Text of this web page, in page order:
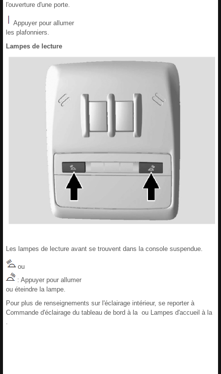
l'ouverture d'une porte.
Appuyer pour allumer
les plafonniers.
Lampes de lecture
Les lampes de lecture avant se trouvent dans la console suspendue.
ou
: Appuyer pour allumer
ou éteindre la lampe.
Pour plus de renseignements sur l'éclairage intérieur, se reporter à
Commande d'éclairage du tableau de bord à la ou Lampes d'accueil à la
.